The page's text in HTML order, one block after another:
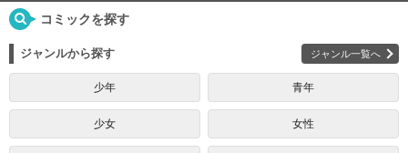
コミックを探す
ジャンルから探す ジャンル一覧へ
少年 青年
少女 女性